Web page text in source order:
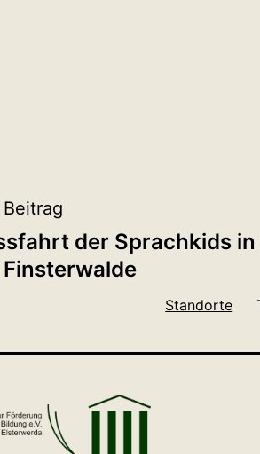
der Sprachkids in
Standorte